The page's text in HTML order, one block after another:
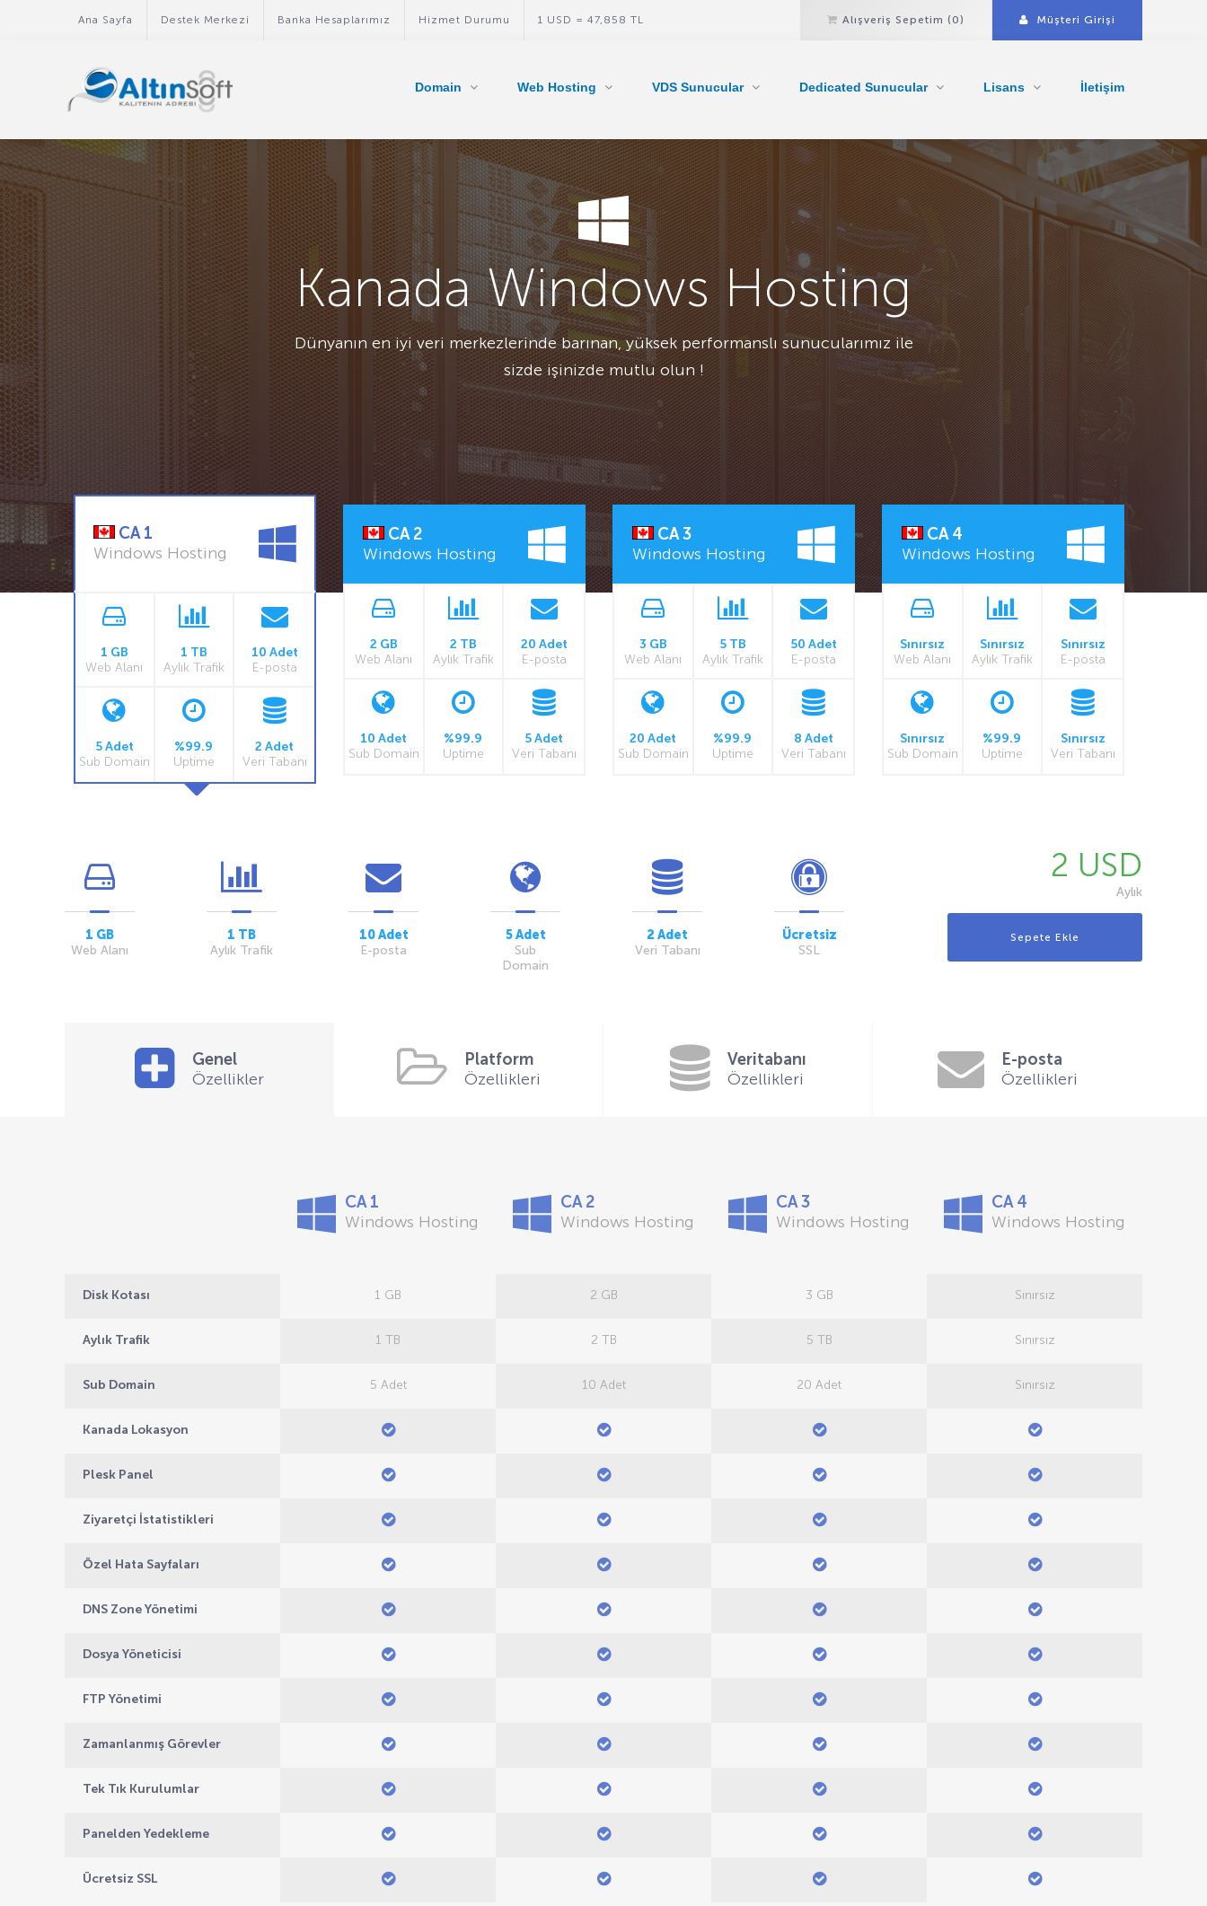
Ana Sayfa Destek Merkezi Banka Hesaplarımız Hizmet Durumu 1 USD = 47,858 TL Alışveriş Sepetim (0) Müşteri Girişi
Domain Web Hosting VDS Sunucular Dedicated Sunucular Lisans İletişim
Kanada Windows Hosting
Dünyanın en iyi veri merkezlerinde barınan, yüksek performanslı sunucularımız ile
sizde işinizde mutlu olun !
CA 1
Windows Hosting
1 GB
Web Alanı
1 TB
Aylık Trafik
10 Adet
E-posta
5 Adet
Sub Domain
%99.9
Uptime
2 Adet
Veri Tabanı
CA 2
Windows Hosting
2 GB
Web Alanı
2 TB
Aylık Trafik
20 Adet
E-posta
10 Adet
Sub Domain
%99.9
Uptime
5 Adet
Veri Tabanı
CA 3
Windows Hosting
3 GB
Web Alanı
5 TB
Aylık Trafik
50 Adet
E-posta
20 Adet
Sub Domain
%99.9
Uptime
8 Adet
Veri Tabanı
CA 4
Windows Hosting
Sınırsız
Web Alanı
Sınırsız
Aylık Trafik
Sınırsız
E-posta
Sınırsız
Sub Domain
%99.9
Uptime
Sınırsız
Veri Tabanı
1 GB
Web Alanı
1 TB
Aylık Trafik
10 Adet
E-posta
5 Adet
Sub
Domain
2 Adet
Veri Tabanı
Ücretsiz
SSL
2 USD
Aylık
Genel
Özellikler
Platform
Özellikleri
Veritabanı
Özellikleri
E-posta
Özellikleri
CA 1
Windows Hosting
CA 2
Windows Hosting
CA 3
Windows Hosting
CA 4
Windows Hosting
Disk Kotası 1 GB 2 GB 3 GB Sınırsız
Aylık Trafik 1 TB 2 TB 5 TB Sınırsız
Sub Domain 5 Adet 10 Adet 20 Adet Sınırsız
Kanada Lokasyon
Plesk Panel
Ziyaretçi İstatistikleri
Özel Hata Sayfaları
DNS Zone Yönetimi
Dosya Yöneticisi
FTP Yönetimi
Zamanlanmış Görevler
Tek Tık Kurulumlar
Panelden Yedekleme
Ücretsiz SSL